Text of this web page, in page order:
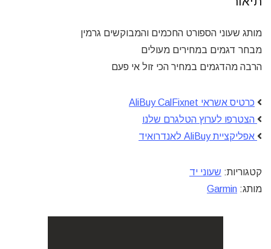
מותג שעוני הספורט החכמים והמבוקשים גרמין
מבחר דגמים במחירים מעולים
הרבה מהדגמים במחיר הכי זול אי פעם
כרטיס אשראי AliBuy CalFixnet
הצטרפו לערוץ הטלגרם שלנו
אפליקציית AliBuy לאנדרואיד
קטגוריות: שעוני יד
מותג: Garmin